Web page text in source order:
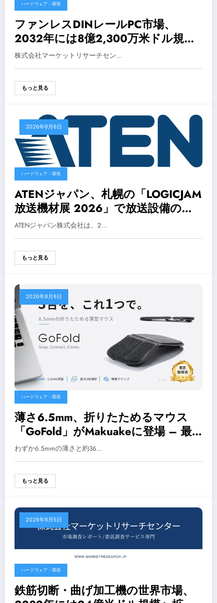
ハードウェア・環境
ファンレスDINレールPC市場、
2032年には8億2,300万米ドル規模
へ成長予測 – 最新調査レポートが発
表
株式会社マーケットリサーチセン…
もっと見る
2026年8月6日
ハードウェア・環境
ATENジャパン、札幌の「LOGICJAM
放送機材展 2026」で放送設備の一
元管理・遠隔運用ソリューションを
展示
ATENジャパン株式会社は、2…
もっと見る
2026年8月6日
ハードウェア・環境
薄さ6.5mm、折りたためるマウス
「GoFold」がMakuakeに登場 – 最
大3台のデバイスをスマートに操作
わずか6.5mmの薄さと約36…
もっと見る
2026年8月5日
ハードウェア・環境
鉄筋切断・曲げ加工機の世界市場、